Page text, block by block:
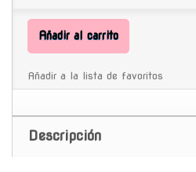
Añadir al carrito
Añadir a la lista de favoritos
Descripción